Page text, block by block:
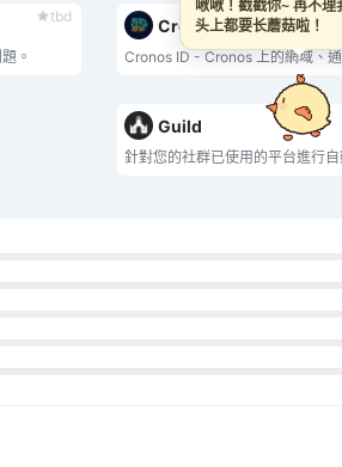
tbd
。
Cronos ID
Cronos ID - Cronos 上的網域、
Guild
針對您的社群已使用的平台進行自
啾啾！戳戳你~ 再不理
头上都要长蘑菇啦！